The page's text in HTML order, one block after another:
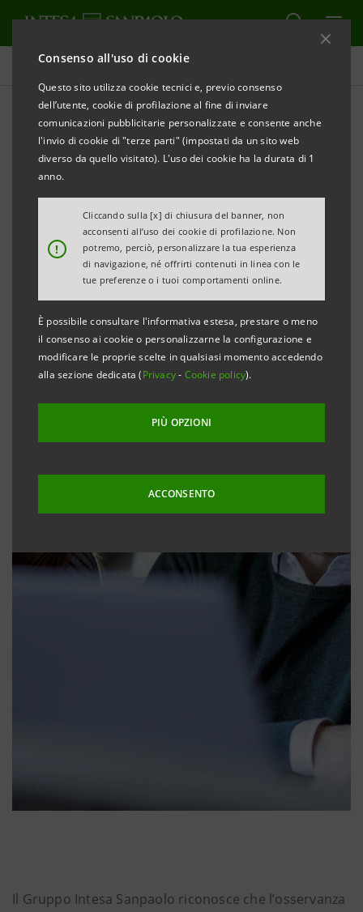
Consenso all'uso di cookie
Questo sito utilizza cookie tecnici e, previo consenso
dell’utente, cookie di profilazione al fine di inviare
comunicazioni pubblicitarie personalizzate e consente anche
l'invio di cookie di "terze parti" (impostati da un sito web
diverso da quello visitato). L'uso dei cookie ha la durata di 1
anno.
!
Cliccando sulla [x] di chiusura del banner, non
acconsenti all’uso dei cookie di profilazione. Non
potremo, perciò, personalizzare la tua esperienza
di navigazione, né offrirti contenuti in linea con le
tue preferenze o i tuoi comportamenti online.
È possibile consultare l'informativa estesa, prestare o meno
il consenso ai cookie o personalizzarne la configurazione e
modificare le proprie scelte in qualsiasi momento accedendo
alla sezione dedicata (Privacy- Cookie policy).
PIÙ OPZIONI
ACCONSENTO
Obiettivi, risultati e iniziative
INTEGRITÀ NELLA CONDOTTA
Integrità nella condotta
aziendale
Il Gruppo Intesa Sanpaolo riconosce che l’osservanza